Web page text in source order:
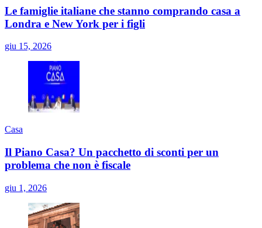
Le famiglie italiane che stanno comprando casa a
Londra e New York per i figli
giu 15, 2026
Casa
Il Piano Casa? Un pacchetto di sconti per un
problema che non è fiscale
giu 1, 2026